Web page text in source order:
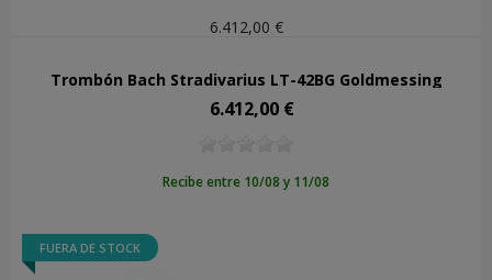
6.412,00 €
Trombón Bach Stradivarius LT-42BG Goldmessing
Precio
6.412,00 €
Recibe entre 10/08 y 11/08
FUERA DE STOCK